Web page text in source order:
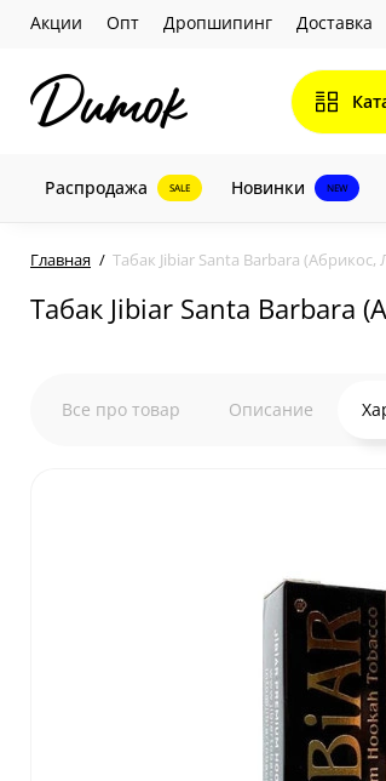
Акции Опт Дропшипинг Доставка
Распродажа SALE Новинки NEW
Главная Табак Jibiar Santa Barbara (Абрикос,
Табак Jibiar Santa Barbara
Все про товар Описание